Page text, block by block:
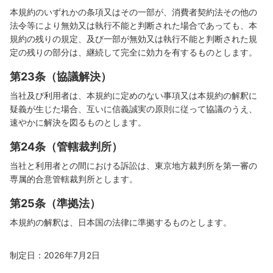
本規約のいずれかの条項又はその一部が、消費者契約法その他の
法令等により無効又は執行不能と判断された場合であっても、本
規約の残りの規定、及び一部が無効又は執行不能と判断された規
定の残りの部分は、継続して完全に効力を有するものとします。
第23条（協議解決）
当社及び利用者は、本規約に定めのない事項又は本規約の解釈に
疑義が生じた場合、互いに信義誠実の原則に従って協議のうえ、
速やかに解決を図るものとします。
第24条（管轄裁判所）
当社と利用者との間における訴訟は、東京地方裁判所を第一審の
専属的合意管轄裁判所とします。
第25条（準拠法）
本規約の解釈は、日本国の法律に準拠するものとします。
制定日：2026年7月2日